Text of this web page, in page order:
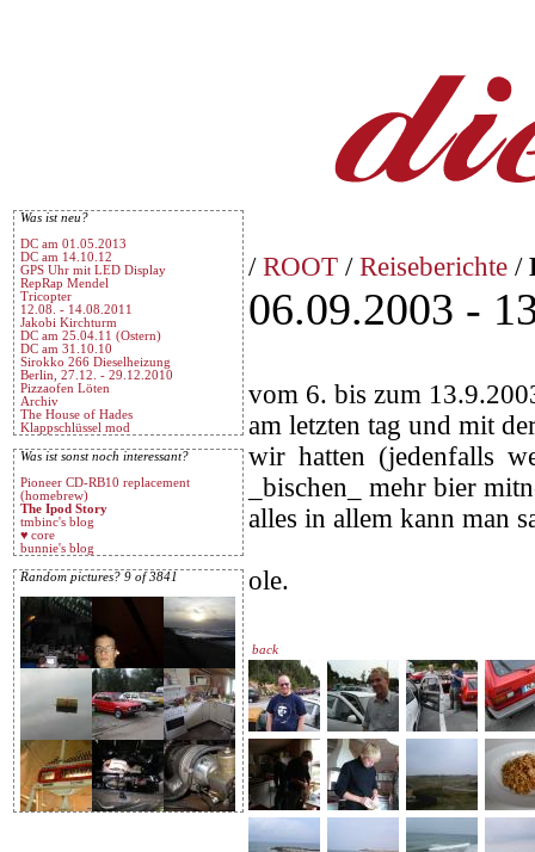
Was ist neu?
DC am 01.05.2013
DC am 14.10.12
GPS Uhr mit LED Display
RepRap Mendel
Tricopter
12.08. - 14.08.2011
Jakobi Kirchturm
DC am 25.04.11 (Ostern)
DC am 31.10.10
Sirokko 266 Dieselheizung
Berlin, 27.12. - 29.12.2010
Pizzaofen Löten
Archiv
The House of Hades
Klappschlüssel mod
Was ist sonst noch interessant?
Pioneer CD-RB10 replacement
(homebrew)
The Ipod Story
tmbinc's blog
♥ core
bunnie's blog
Random pictures? 9 of 3841
/ ROOT / Reiseberichte /
06.09.2003 -
vom 6. bis zum
am letzten tag und mit
wir hatten (jedenfalls
_bischen_ mehr bier
alles in allem kann man
ole.
back